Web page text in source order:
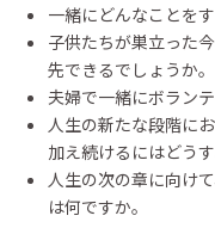
一緒にどんなことを
子供たちが巣立った
先できるでしょうか。
夫婦で一緒にボラン
人生の新たな段階に
加え続けるにはどう
人生の次の章に向け
は何ですか。